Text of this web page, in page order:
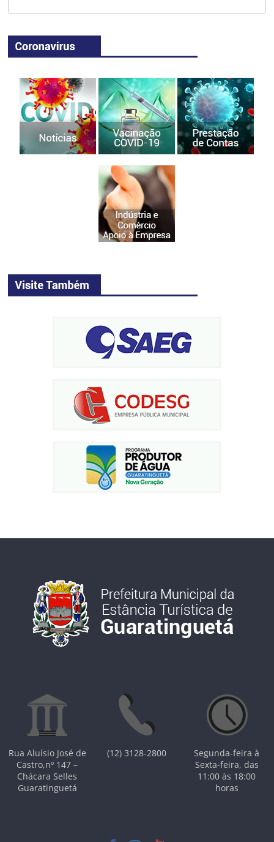
Rua Aluísio José de
Castro,nº 147 –
Chácara Selles
Guaratinguetá
(12) 3128-2800
Segunda-feira à
Sexta-feira, das
11:00 às 18:00
horas